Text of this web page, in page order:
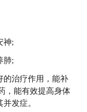
神;
肺;
的治疗作用，能补
，能有效提高身体
发症。